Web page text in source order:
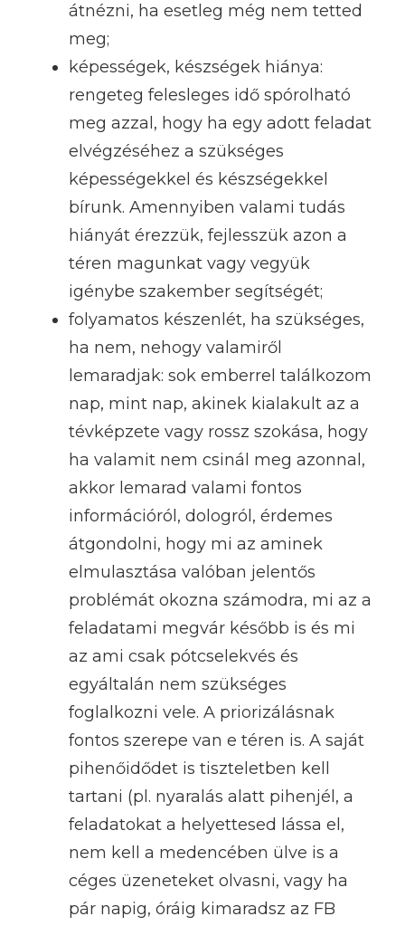
átnézni, ha esetleg még nem tetted
meg;
képességek, készségek hiánya:
rengeteg felesleges idő spórolható
meg azzal, hogy ha egy adott feladat
elvégzéséhez a szükséges
képességekkel és készségekkel
bírunk. Amennyiben valami tudás
hiányát érezzük, fejlesszük azon a
téren magunkat vagy vegyük
igénybe szakember segítségét;
folyamatos készenlét, ha szükséges,
ha nem, nehogy valamiről
lemaradjak: sok emberrel találkozom
nap, mint nap, akinek kialakult az a
tévképzete vagy rossz szokása, hogy
ha valamit nem csinál meg azonnal,
akkor lemarad valami fontos
információról, dologról, érdemes
átgondolni, hogy mi az aminek
elmulasztása valóban jelentős
problémát okozna számodra, mi az a
feladatami megvár később is és mi
az ami csak pótcselekvés és
egyáltalán nem szükséges
foglalkozni vele. A priorizálásnak
fontos szerepe van e téren is. A saját
pihenőidődet is tiszteletben kell
tartani (pl. nyaralás alatt pihenjél, a
feladatokat a helyettesed lássa el,
nem kell a medencében ülve is a
céges üzeneteket olvasni, vagy ha
pár napig, óráig kimaradsz az FB